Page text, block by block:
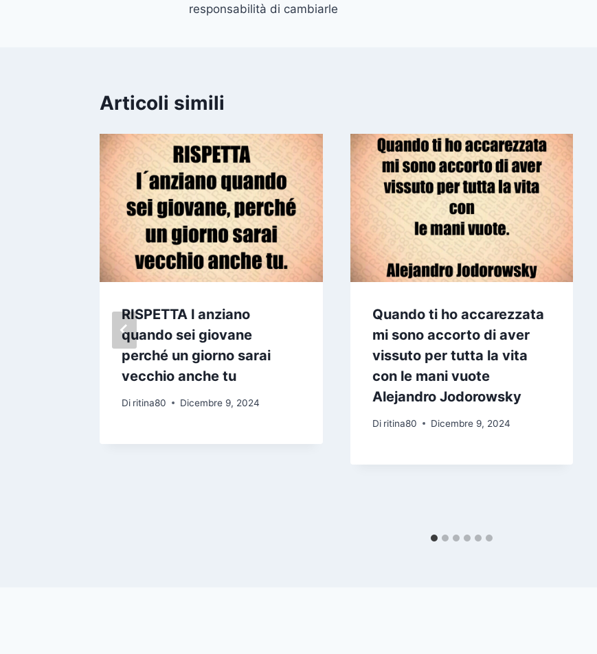
responsabilità di cambiarle
Articoli simili
RISPETTA l anziano
quando sei giovane
perché un giorno sarai
vecchio anche tu
Di ritina80 Dicembre 9, 2024
Quando ti ho accarezzata
mi sono accorto di aver
vissuto per tutta la vita
con le mani vuote
Alejandro Jodorowsky
Di ritina80 Dicembre 9, 2024